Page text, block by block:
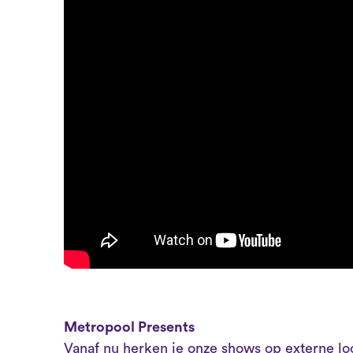
Metropool Presents
Vanaf nu herken je onze shows op externe